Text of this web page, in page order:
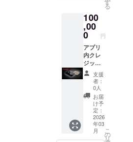
す。 ア
プリの
先行ダ
ウン
ロード
権：完
成した
アプリ
を、一
般公開
前に誰
よりも
早くお
届けし
ます。
modera
tor) 感
謝の
メッ
セー
ジ：開
発チー
ムか
ら、心
からの
感謝
メッ
セージ
をお送
りしま
す。 ア
字のみ
・注意
事項：
支援
時、必
ず備考
欄に掲
載を希
望され
るお名
前をご
記入く
ださい
装置の
処理が
優先的
す
る
100
,00
0 円
アプリ
内クレ
ジット
（ex,ひ
とみす
ず「株
式会社
オモイ
デ」）
にお名
前と８
文字以
支援
者：
0人
お届
け予
定：
2026
年03
月
こ
の
リ